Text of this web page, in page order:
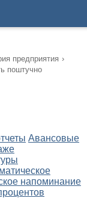
предприятия ›
поштучно
Авансовые
напоминание